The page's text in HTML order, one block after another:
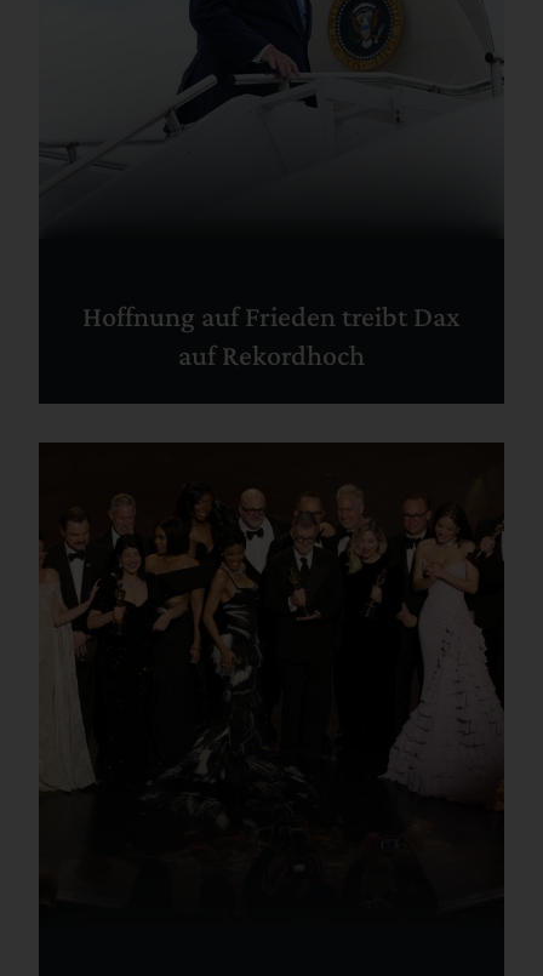
Hoffnung auf Frieden treibt Dax
auf Rekordhoch